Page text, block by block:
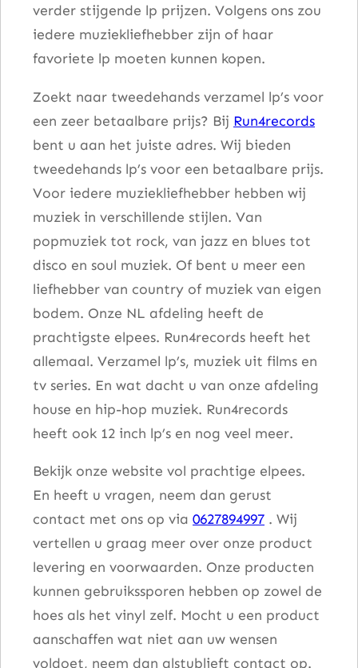
verder stijgende lp prijzen. Volgens ons zou
iedere muziekliefhebber zijn of haar
favoriete lp moeten kunnen kopen.
Zoekt naar tweedehands verzamel lp’s voor
een zeer betaalbare prijs? Bij Run4records
bent u aan het juiste adres. Wij bieden
tweedehands lp’s voor een betaalbare prijs.
Voor iedere muziekliefhebber hebben wij
muziek in verschillende stijlen. Van
popmuziek tot rock, van jazz en blues tot
disco en soul muziek. Of bent u meer een
liefhebber van country of muziek van eigen
bodem. Onze NL afdeling heeft de
prachtigste elpees. Run4records heeft het
allemaal. Verzamel lp’s, muziek uit films en
tv series. En wat dacht u van onze afdeling
house en hip-hop muziek. Run4records
heeft ook 12 inch lp’s en nog veel meer.
Bekijk onze website vol prachtige elpees.
En heeft u vragen, neem dan gerust
contact met ons op via 0627894997 . Wij
vertellen u graag meer over onze product
levering en voorwaarden. Onze producten
kunnen gebruikssporen hebben op zowel de
hoes als het vinyl zelf. Mocht u een product
aanschaffen wat niet aan uw wensen
voldoet, neem dan alstublieft contact op.